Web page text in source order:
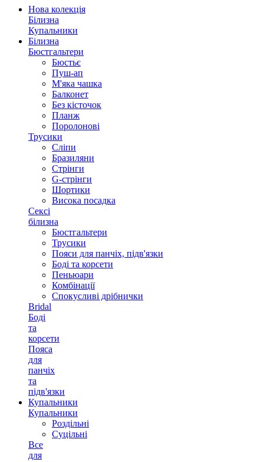
Нова колекція
Білизна
Купальники
Білизна
Бюстгальтери
Бюстьє
Пуш-ап
М'яка чашка
Балконет
Без кісточок
Планж
Поролонові
Трусики
Сліпи
Бразиляни
Стрінги
G-стрінги
Шортики
Висока посадка
Сексі
білизна
Бюстгальтери
Трусики
Пояси для панчіх, підв'язки
Боді та корсети
Пеньюари
Комбінації
Спокусливі дрібнички
Bridal
Боді
та
корсети
Пояса
для
панчіх
та
підв'язки
Купальники
Купальники
Роздільні
Суцільні
Все
для